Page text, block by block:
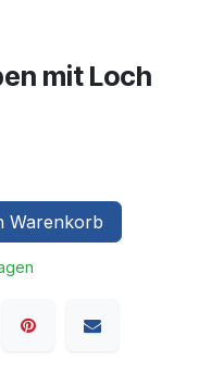
mit Loch
Warenkorb